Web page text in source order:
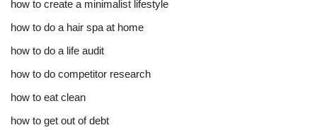
how to create a minimalist lifestyle
how to do a hair spa at home
how to do a life audit
how to do competitor research
how to eat clean
how to get out of debt